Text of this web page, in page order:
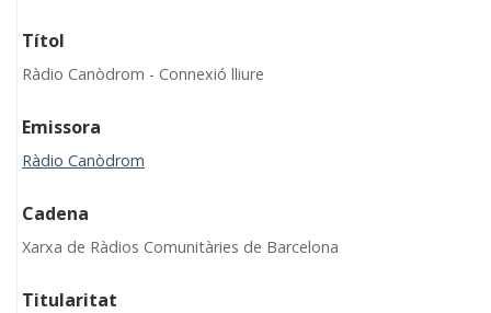
Títol
Ràdio Canòdrom - Connexió lliure
Emissora
Ràdio Canòdrom
Cadena
Xarxa de Ràdios Comunitàries de Barcelona
Titularitat